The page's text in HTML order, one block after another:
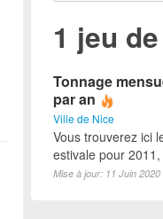
1 jeu
Tonnage
par an
Ville de Nice
Vous trouverez ici
estivale pour
Mise à jour: 11 Juin 2020